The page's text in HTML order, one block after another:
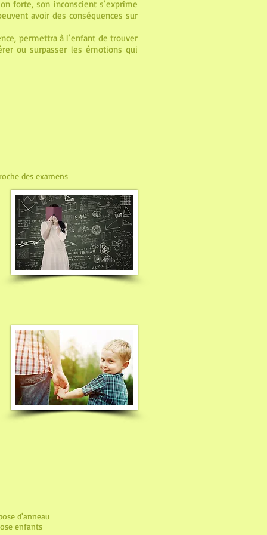
forte, son inconscient s’exprime
avoir des conséquences sur
permettra à l’enfant de trouver
ou surpasser les émotions qui
des examens
d'anneau
enfants